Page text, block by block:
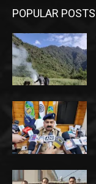
POPULAR POSTS